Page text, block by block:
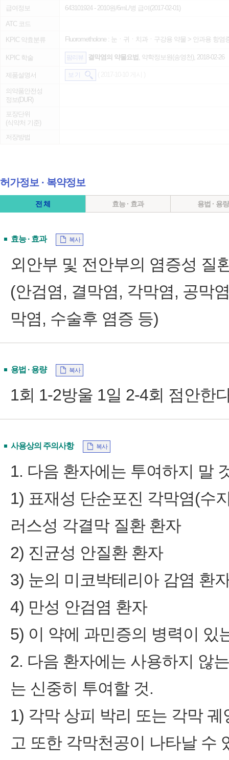
급여정보 643101924- 2010원/6mL/병 급여(2017-02-01)
ATC 코드
KPIC 약효분류 Fluorometholone : 눈ㆍ귀ㆍ치과ㆍ구강용 약물 > 안과용 항염
KPIC 학술 팜리뷰 결막염의 약물요법 , 약학정보원(송영천), 2018-02-26
제품설명서 보 기
의약품안전성
정보(DUR)
포장단위
(식약처 기준)
저장방법
허가정보 ∙ 복약정보
전 체 효능 · 효과 용법 · 용량
효능 · 효과 복사
외안부 및 전안부의 염증성 질
(안검염, 결막염, 각막염, 공막
막염, 수술후 염증 등)
용법 · 용량 복사
1회 1-2방울 1일 2-4회 점안한
사용상의 주의사항 복사
1. 다음 환자에는 투여하지 말
1) 표재성 단순포진 각막염(수
러스성 각결막 질환 환자
2) 진균성 안질환 환자
3) 눈의 미코박테리아 감염 환
4) 만성 안검염 환자
5) 이 약에 과민증의 병력이 있
2. 다음 환자에는 사용하지 않
는 신중히 투여할 것.
1) 각막 상피 박리 또는 각막
고 또한 각막천공이 나타날 수